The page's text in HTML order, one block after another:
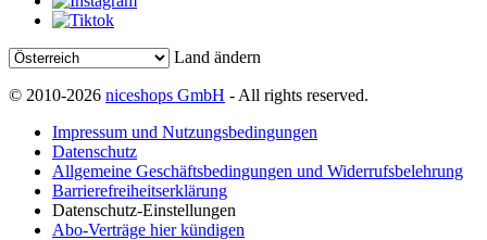
Land ändern
© 2010-2026 niceshops GmbH - All rights reserved.
Impressum und Nutzungsbedingungen
Datenschutz
Allgemeine Geschäftsbedingungen und Widerrufsbelehrung
Barrierefreiheitserklärung
Datenschutz-Einstellungen
Abo-Verträge hier kündigen